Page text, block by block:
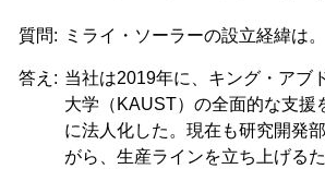
質問: ミライ・ソーラーの設立経緯は。
答え: 当社は2019年に、キング・アブ
大学（KAUST）の全面的な支援
に法人化した。現在も研究開発
がら、生産ラインを立ち上げる